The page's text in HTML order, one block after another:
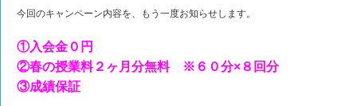
今回のキャンペーン内容を、もう一度お知らせします。
①入会金０円
②春の授業料２ヶ月分無料 ※６０分×８回分
③成績保証